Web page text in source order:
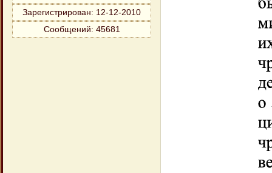
Зарегистрирован: 12-12-2010
Сообщений: 45681